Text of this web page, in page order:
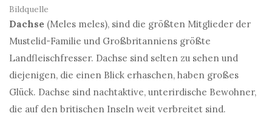
Bildquelle
Dachse (Meles meles), sind die größten Mitglieder der
Mustelid-Familie und Großbritanniens größte
Landfleischfresser. Dachse sind selten zu sehen und
diejenigen, die einen Blick erhaschen, haben großes
Glück. Dachse sind nachtaktive, unterirdische Bewohner,
die auf den britischen Inseln weit verbreitet sind.